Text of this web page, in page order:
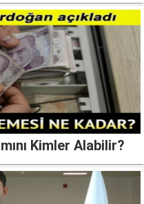
Kimler Alabilir?